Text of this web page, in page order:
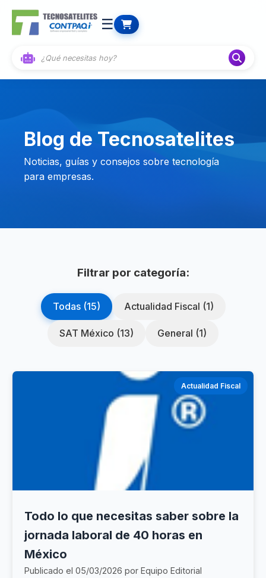
☰
Blog de Tecnosatelites
Noticias, guías y consejos sobre tecnología
para empresas.
Filtrar por categoría:
Todas (15) Actualidad Fiscal (1)
SAT México (13) General (1)
Actualidad Fiscal
Todo lo que necesitas saber sobre la
jornada laboral de 40 horas en
México
Publicado el 05/03/2026 por Equipo Editorial